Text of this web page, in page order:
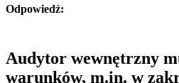
Odpowiedź:
Audytor wewnętrzny
warunków, m.in. w